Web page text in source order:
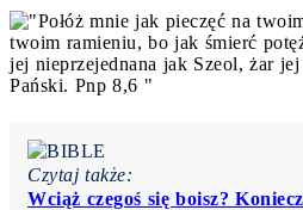
Czytaj także:
Wciąż czegoś się boisz?